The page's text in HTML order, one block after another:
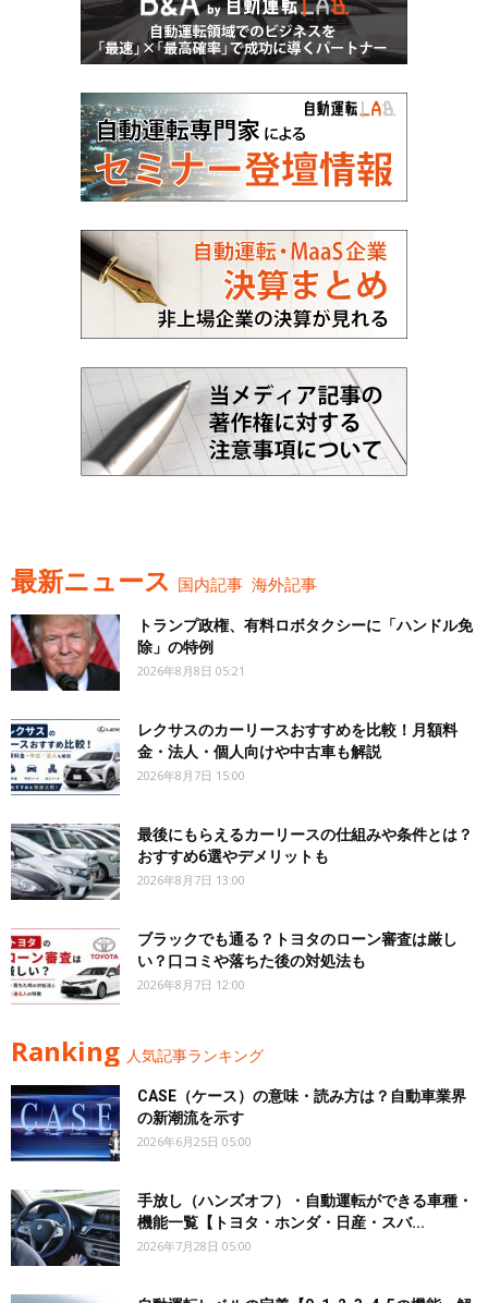
最新ニュース 国内記事 海外記事
トランプ政権、有料ロボタクシーに「ハンドル免
除」の特例
2026年8月8日 05:21
レクサスのカーリースおすすめを比較！月額料
金・法人・個人向けや中古車も解説
2026年8月7日 15:00
最後にもらえるカーリースの仕組みや条件とは？
おすすめ6選やデメリットも
2026年8月7日 13:00
ブラックでも通る？トヨタのローン審査は厳し
い？口コミや落ちた後の対処法も
2026年8月7日 12:00
Ranking 人気記事ランキング
CASE（ケース）の意味・読み方は？自動車業界
の新潮流を示す
2026年6月25日 05:00
手放し（ハンズオフ）・自動運転ができる車種・
機能一覧【トヨタ・ホンダ・日産・スバ...
2026年7月28日 05:00